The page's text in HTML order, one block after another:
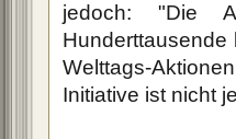
jedoch: "Die
Hunderttausende
Welttags-
Initiative ist nicht